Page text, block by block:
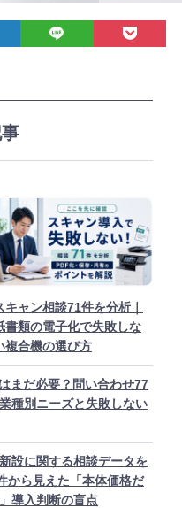
LINEで送る 後で読む
キャン相談71件を分析｜
書類の電子化で失敗しな
複合機の選び方
まだ必要？問い合わせ77
種別ニーズと失敗しない
設に関する相談データを
から見えた「本体価格だ
導入判断の盲点